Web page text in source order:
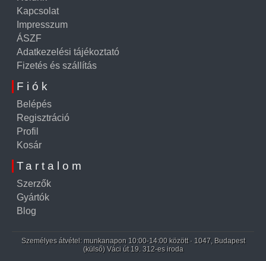
Kapcsolat
Impresszum
ÁSZF
Adatkezelési tájékoztató
Fizetés és szállítás
Fiók
Belépés
Regisztráció
Profil
Kosár
Tartalom
Szerzők
Gyártók
Blog
Személyes átvétel: munkanapon 10:00-14:00 között · 1047, Budapest
(külső) Váci út 19. 312-es iroda